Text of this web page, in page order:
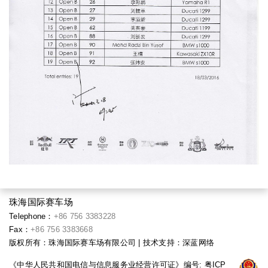
珠海国际赛车场
Telephone： +86 756 3383228
Fax： +86 756 3383668
版权所有：珠海国际赛车场有限公司 | 技术支持： 深蓝网络
《中华人民共和国电信与信息服务业经营许可证》编号: 粤ICP